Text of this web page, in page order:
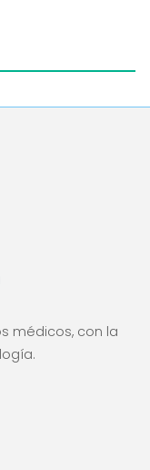
médicos, con la